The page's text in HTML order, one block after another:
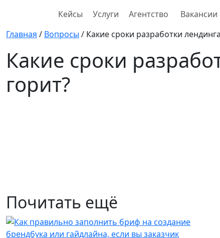
Кейсы Услуги Агентство Вакансии
Главная / Вопросы / Какие сроки разработки
Какие сроки
горит?
Почитать ещё